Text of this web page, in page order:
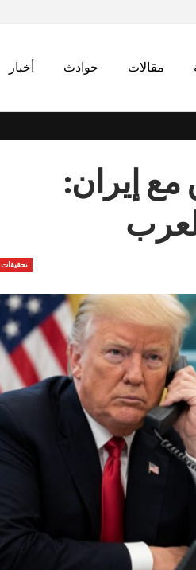
مقالات حوادث أخبار
مع إيران:
تحقيقات